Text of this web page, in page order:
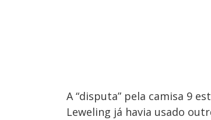
A “disputa” pela camisa 9
Leweling já havia usado